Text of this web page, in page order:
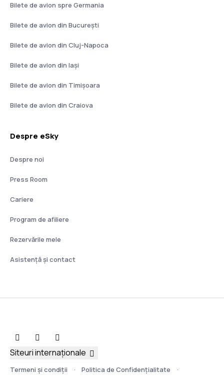
Bilete de avion spre Germania
Bilete de avion din București
Bilete de avion din Cluj-Napoca
Bilete de avion din Iași
Bilete de avion din Timișoara
Bilete de avion din Craiova
Despre eSky
Despre noi
Press Room
Cariere
Program de afiliere
Rezervările mele
Asistenţă şi contact
Termeni şi condiţii Politica de Confidențialitate
Siteuri internaționale